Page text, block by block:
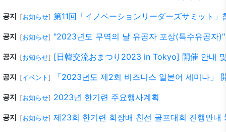
공지 [お知らせ] 第11回「イノベーションリーダーズサミット」
공지 [お知らせ] "2023년도 무역의 날 유공자 포상(특수유공자
공지 [お知らせ] [日韓交流おまつり2023 in Tokyo] 開催 안내
공지 [イベント ] 「2023년도 제2회 비즈니스 일본어 세미나」
공지 [お知らせ] 2023년 한기련 주요행사계획
공지 [お知らせ] 제23회 한기련 회장배 친선 골프대회 진행안